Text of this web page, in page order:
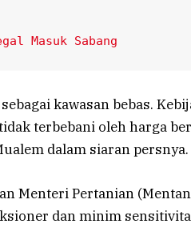
Masuk Sabang
kawasan bebas.
terbebani oleh harga
dalam siaran persnya.
Menteri Pertanian
dan minim